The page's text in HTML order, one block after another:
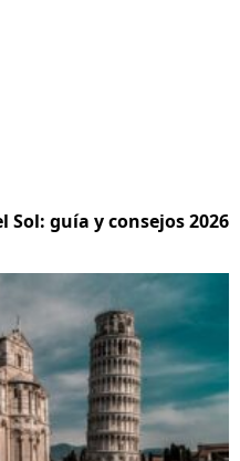
Sol: guía y consejos 2026